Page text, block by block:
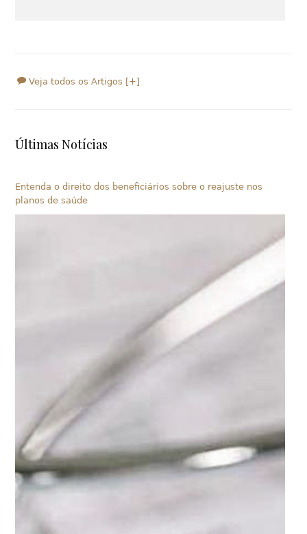
Veja todos os Artigos [+]
Últimas Notícias
Entenda o direito dos beneficiários sobre o reajuste nos
planos de saúde